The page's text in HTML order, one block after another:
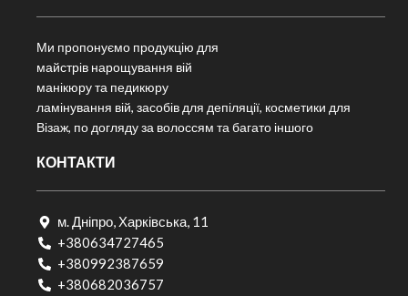
Ми пропонуємо продукцію для
майстрів нарощування вій
манікюру та педикюру
ламінування вій, засобів для депіляції, косметики для
Візаж, по догляду за волоссям та багато іншого
КОНТАКТИ
м. Дніпро, Харківська, 11
+380634727465
+380992387659
+380682036757​